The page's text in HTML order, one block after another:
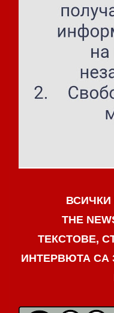
THE
ТЕКСТОВЕ,
ИНТЕРВЮТА СА